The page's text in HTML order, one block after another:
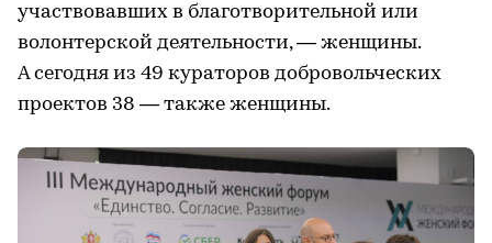
участвовавших в благотворительной или
волонтерской деятельности, — женщины.
А сегодня из 49 кураторов добровольческих
проектов 38 — также женщины.